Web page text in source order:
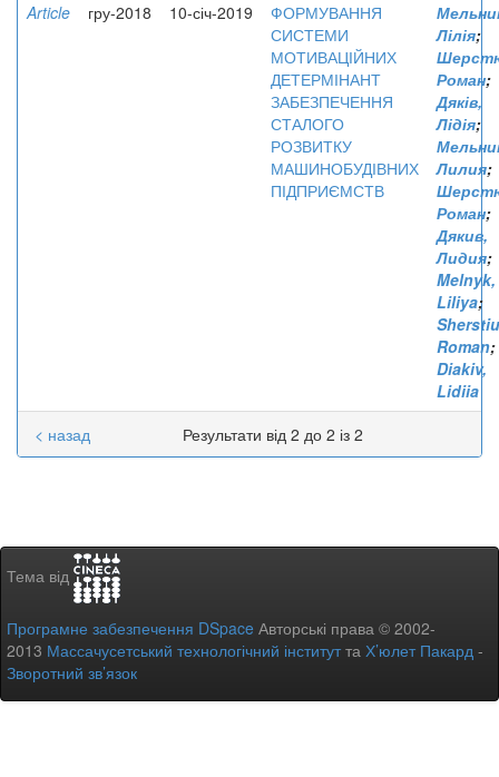
Article гру-2018 10-січ-2019
ФОРМУВАННЯ
СИСТЕМИ
МОТИВАЦІЙНИХ
ДЕТЕРМІНАНТ
ЗАБЕЗПЕЧЕННЯ
СТАЛОГО
РОЗВИТКУ
МАШИНОБУДІВНИХ
ПІДПРИЄМСТВ
Лілія;
Роман;
Дяків,
Лідія;
Лилия;
Роман;
Дякив,
Лидия;
Melnyk,
Liliya;
Roman;
Diakiv,
Lidiia
Результати від 2 до 2 із 2
< назад
Тема від
Програмне забезпечення DSpace Авторські права © 2002-
2013 Массачусетський технологічний інститутта Х’юлет Пакард -
Зворотний зв’язок